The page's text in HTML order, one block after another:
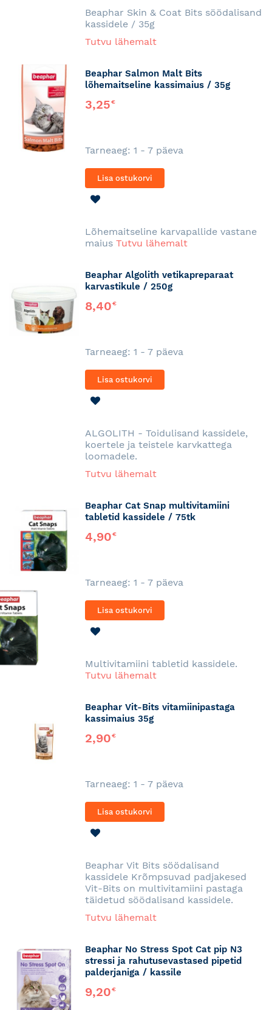
Beaphar Skin & Coat Bits söödalisand
kassidele / 35g
Tutvu lähemalt
Beaphar Salmon Malt Bits
lõhemaitseline kassimaius / 35g
3,25€
Tarneaeg: 1 - 7 päeva
Lisa ostukorvi
Lõhemaitseline karvapallide vastane
maius Tutvu lähemalt
Beaphar Algolith vetikapreparaat
karvastikule / 250g
8,40€
Tarneaeg: 1 - 7 päeva
Lisa ostukorvi
ALGOLITH - Toidulisand kassidele,
koertele ja teistele karvkattega
loomadele.
Tutvu lähemalt
Beaphar Cat Snap multivitamiini
tabletid kassidele / 75tk
4,90€
Tarneaeg: 1 - 7 päeva
Lisa ostukorvi
Multivitamiini tabletid kassidele.
Tutvu lähemalt
Beaphar Vit-Bits vitamiinipastaga
kassimaius 35g
2,90€
Tarneaeg: 1 - 7 päeva
Lisa ostukorvi
Beaphar Vit Bits söödalisand
kassidele Krõmpsuvad padjakesed
Vit-Bits on multivitamiini pastaga
täidetud söödalisand kassidele.
Tutvu lähemalt
Beaphar No Stress Spot Cat pip N3
stressi ja rahutusevastased pipetid
palderjaniga / kassile
9,20€